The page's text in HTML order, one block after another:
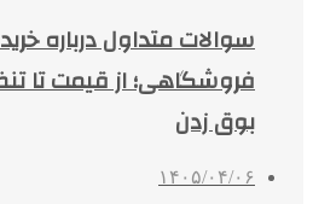
سوالات متداول درباره
فروشگاهی؛ از قیمت تا
بوق زدن
۱۴۰۵/۰۴/۰۶